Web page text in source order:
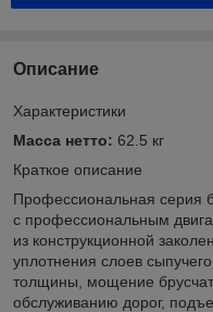
Описание
Характеристики
Масса нетто: 62.5 кг
Краткое описание
Профессиональная серия
с профессиональным
из конструкционной
уплотнения слоев
толщины, мощение
обслуживанию дорог,